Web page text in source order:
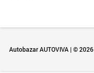
Autobazar AUTOVIVA | © 2026